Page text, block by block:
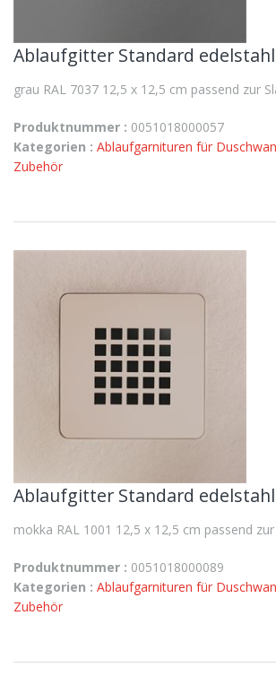
Ablaufgitter Standard
grau RAL 7037 12,5 x 12,5 cm passend zur
Produktnummer : 0051018000057
Kategorien : Ablaufgarnituren für
Zubehör
Ablaufgitter Standard
mokka RAL 1001 12,5 x 12,5 cm passend
Produktnummer : 0051018000089
Kategorien : Ablaufgarnituren für
Zubehör